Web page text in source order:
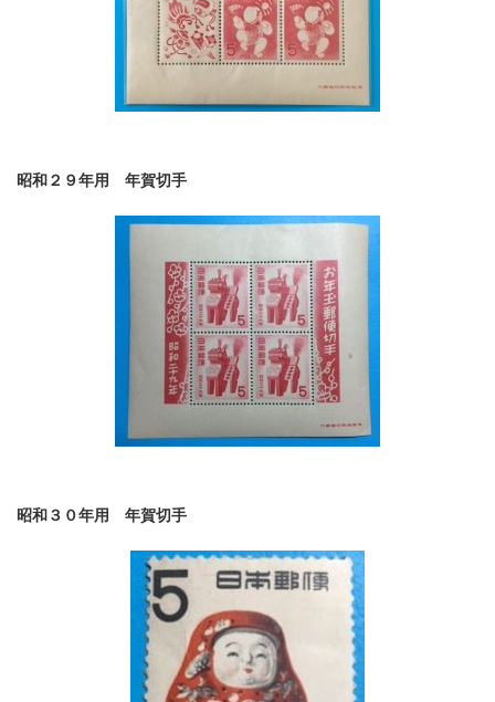
昭和２９年用 年賀切手
昭和３０年用 年賀切手